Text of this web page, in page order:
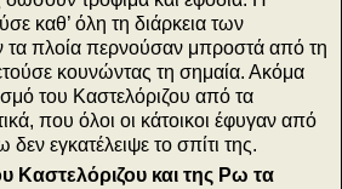
καθ’ όλη τη διάρκεια των
τα πλοία περνούσαν μπροστά από τη
κουνώντας τη σημαία. Ακόμα
του Καστελόριζου από τα
που όλοι οι κάτοικοι έφυγαν από
εγκατέλειψε το σπίτι της.
Καστελόριζου και της Ρω τα